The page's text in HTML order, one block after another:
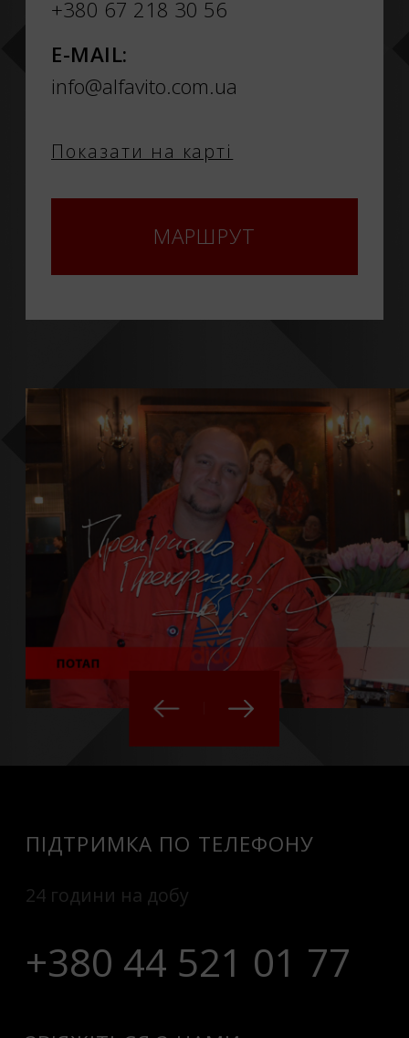
+380 67 218 30 56
E-MAIL:
info@alfavito.com.ua
Показати на карті
МАРШРУТ
ПІДТРИМКА ПО ТЕЛЕФОНУ
24 години на добу
+380 44 521 01 77